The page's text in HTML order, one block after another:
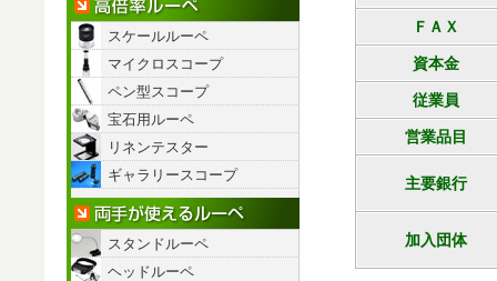
スケールルーペ
マイクロスコープ
ペン型スコープ
宝石用ルーペ
リネンテスター
ギャラリースコープ
両手が使えるルーペ
スタンドルーペ
ヘッドルーペ
ＦＡＸ
資本金
従業員
営業品目
主要銀行
加入団体